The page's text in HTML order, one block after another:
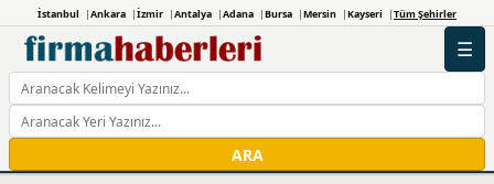
İstanbul Ankara İzmir Antalya Adana Bursa Mersin Kayseri Tüm Şehirler
ARA
☰